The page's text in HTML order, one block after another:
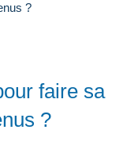
?
faire sa
?